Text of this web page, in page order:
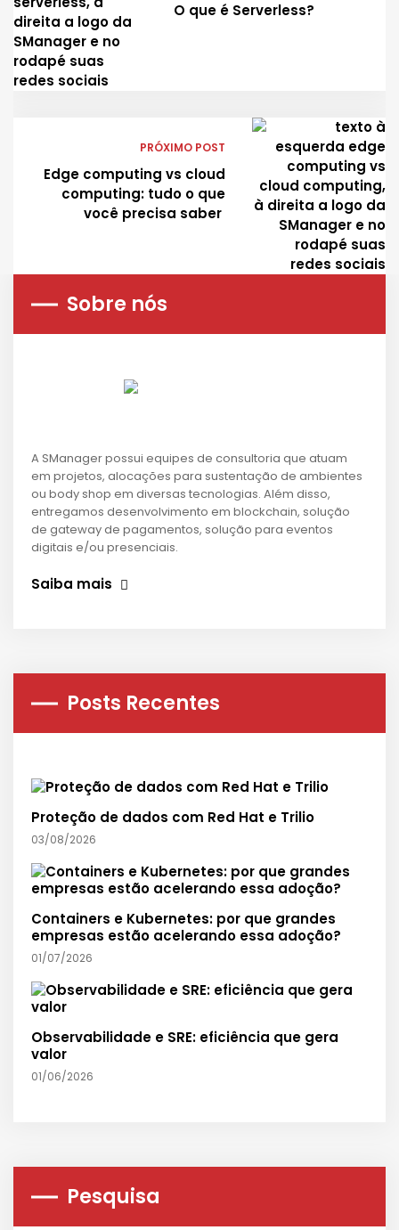
O que é Serverless?
PRÓXIMO POST
Edge computing vs cloud
computing: tudo o que
você precisa saber
Sobre nós
A SManager possui equipes de consultoria que atuam
em projetos, alocações para sustentação de ambientes
ou body shop em diversas tecnologias. Além disso,
entregamos desenvolvimento em blockchain, solução
de gateway de pagamentos, solução para eventos
digitais e/ou presenciais.
Saiba mais
Posts Recentes
Proteção de dados com Red Hat e Trilio
03/08/2026
Containers e Kubernetes: por que grandes
empresas estão acelerando essa adoção?
01/07/2026
Observabilidade e SRE: eficiência que gera
valor
01/06/2026
Pesquisa